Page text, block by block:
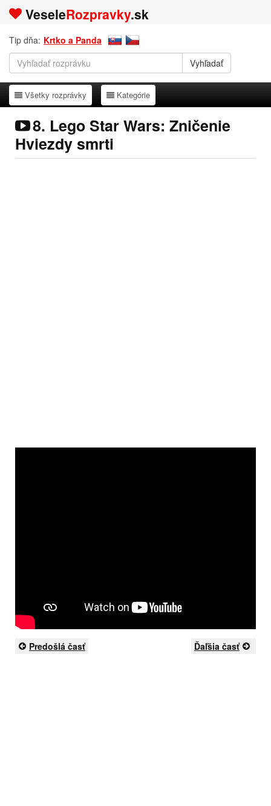
VeseleRozpravky.sk
Tip dňa: Krtko a Panda
Všetky rozprávky
Všetky rozprávky Kategórie
Kategórie
8. Lego Star Wars: Zničenie
Hviezdy smrti
Predošlá časť Ďaľšia časť